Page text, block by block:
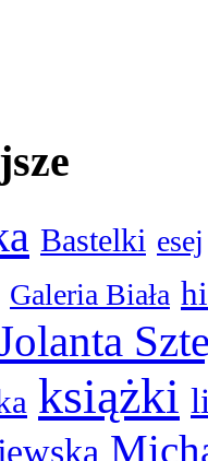
Bastelki esej
Galeria Biała
książki